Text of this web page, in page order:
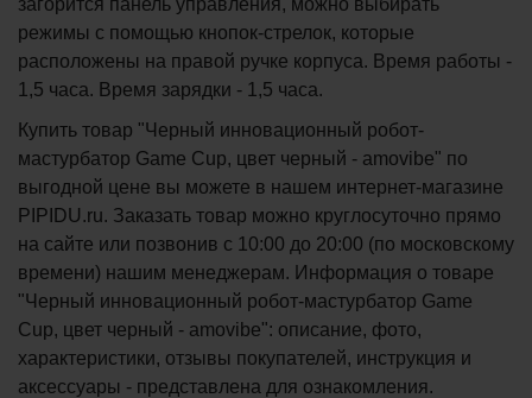
загорится панель управления, можно выбирать
режимы с помощью кнопок-стрелок, которые
расположены на правой ручке корпуса. Время работы -
1,5 часа. Время зарядки - 1,5 часа.
Купить товар "Черный инновационный робот-
мастурбатор Game Cup, цвет черный - amovibe" по
выгодной цене вы можете в нашем интернет-магазине
PIPIDU.ru. Заказать товар можно круглосуточно прямо
на сайте или позвонив с 10:00 до 20:00 (по московскому
времени) нашим менеджерам. Информация о товаре
"Черный инновационный робот-мастурбатор Game
Cup, цвет черный - amovibe": описание, фото,
характеристики, отзывы покупателей, инструкция и
аксессуары - представлена для ознакомления.